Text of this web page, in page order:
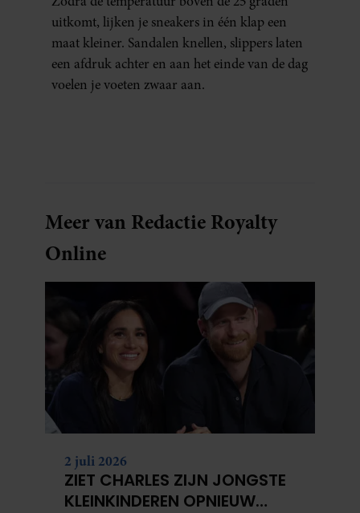
uitkomt, lijken je sneakers in één klap een
maat kleiner. Sandalen knellen, slippers laten
een afdruk achter en aan het einde van de dag
voelen je voeten zwaar aan.
Meer van Redactie Royalty
Online
2 juli 2026
ZIET CHARLES ZIJN JONGSTE
KLEINKINDEREN OPNIEUW